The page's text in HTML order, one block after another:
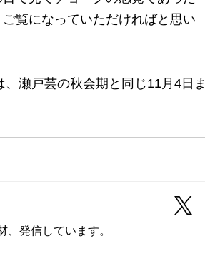
覧になっていただければと思い
瀬戸芸の秋会期と同じ11月4日ま
発信しています。